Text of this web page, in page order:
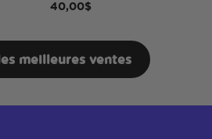
40,00$
meilleures ventes